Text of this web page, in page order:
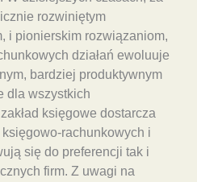
rozwiniętym
i pionierskim rozwiązaniom,
działań ewoluuje
bardziej produktywnym
dla wszystkich
księgowe dostarcza
rachunkowych i
się do preferencji tak i
firm. Z uwagi na